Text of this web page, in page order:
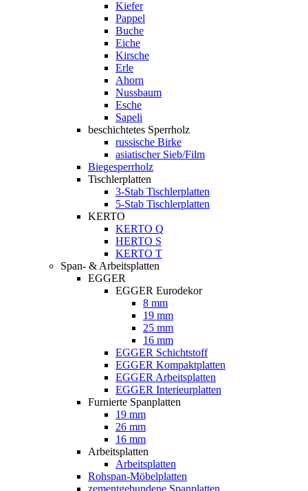
Kiefer
Pappel
Buche
Eiche
Kirsche
Erle
Ahorn
Nussbaum
Esche
Sapeli
beschichtetes Sperrholz
russische Birke
asiatischer Sieb/Film
Biegesperrholz
Tischlerplatten
3-Stab Tischlerplatten
5-Stab Tischlerplatten
KERTO
KERTO Q
HERTO S
KERTO T
Span- & Arbeitsplatten
EGGER
EGGER Eurodekor
8 mm
19 mm
25 mm
16 mm
EGGER Schichtstoff
EGGER Kompaktplatten
EGGER Arbeitsplatten
EGGER Interieurplatten
Furnierte Spanplatten
19 mm
26 mm
16 mm
Arbeitsplatten
Arbeitsplatten
Rohspan-Möbelplatten
zementgebundene Spanplatten